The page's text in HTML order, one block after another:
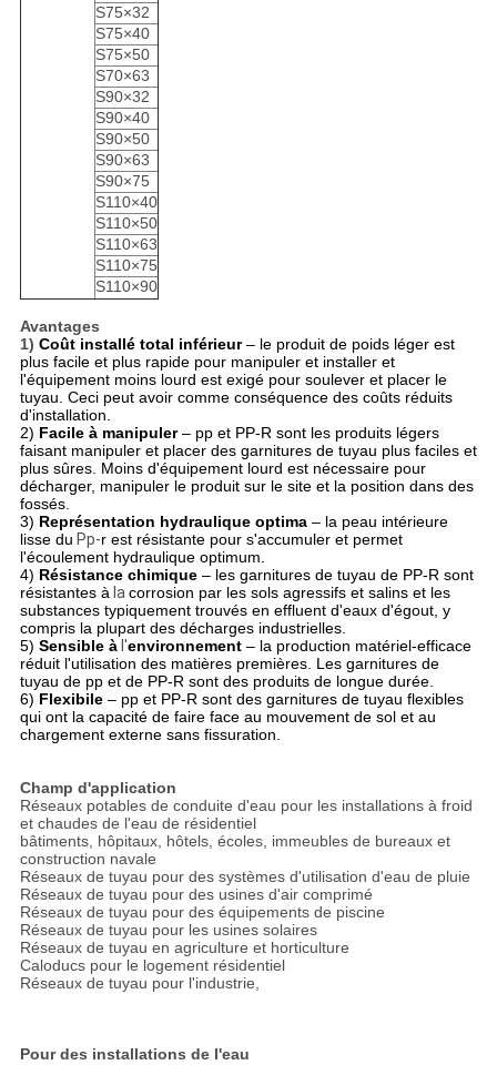
S75×32
S75×40
S75×50
S70×63
S90×32
S90×40
S90×50
S90×63
S90×75
S110×40
S110×50
S110×63
S110×75
S110×90
Avantages
1) Coût installé total inférieur– le produit de poids léger est
plus facile et plus rapide pour manipuler et installer et
l'équipement moins lourd est exigé pour soulever et placer le
tuyau. Ceci peut avoir comme conséquence des coûts réduits
d'installation.
2) Facile à manipuler– pp et PP-R sont les produits légers
faisant manipuler et placer des garnitures de tuyau plus faciles et
plus sûres. Moins d'équipement lourd est nécessaire pour
décharger, manipuler le produit sur le site et la position dans des
fossés.
3) Représentation hydraulique optima– la peau intérieure
lisse du Pp-r est résistante pour s'accumuler et permet
l'écoulement hydraulique optimum.
4) Résistance chimique– les garnitures de tuyau de PP-R sont
résistantes àlacorrosion par les sols agressifs et salins et les
substances typiquement trouvés en effluent d'eaux d'égout, y
compris la plupart des décharges industrielles.
5) Sensible àl'environnement– la production matériel-efficace
réduit l'utilisation des matières premières. Les garnitures de
tuyau de pp et de PP-R sont des produits de longue durée.
6) Flexibile– pp et PP-R sont des garnitures de tuyau flexibles
qui ont la capacité de faire face au mouvement de sol et au
chargement externe sans fissuration.
Champ d'application
Réseaux potables de conduite d'eau pour les installations à froid
et chaudes de l'eau de résidentiel
bâtiments, hôpitaux, hôtels, écoles, immeubles de bureaux et
construction navale
Réseaux de tuyau pour des systèmes d'utilisation d'eau de pluie
Réseaux de tuyau pour des usines d'air comprimé
Réseaux de tuyau pour des équipements de piscine
Réseaux de tuyau pour les usines solaires
Réseaux de tuyau en agriculture et horticulture
Caloducs pour le logement résidentiel
Réseaux de tuyau pour l'industrie,
Pour des installations de l'eau